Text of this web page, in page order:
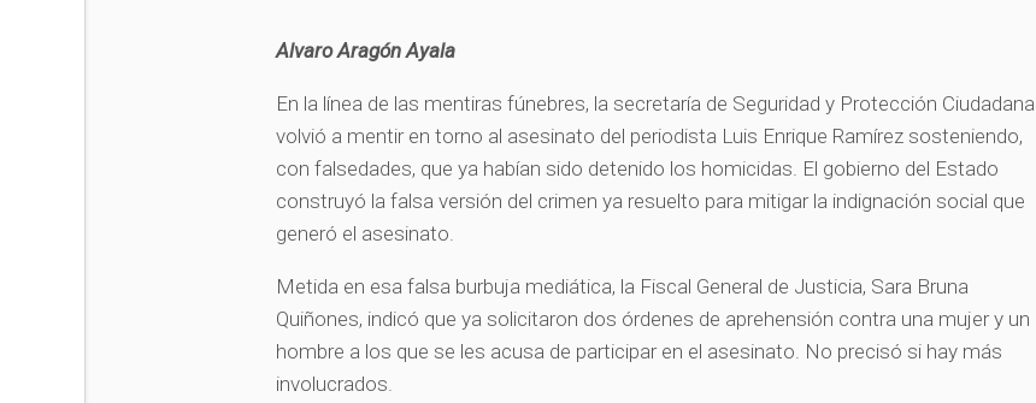
Alvaro Aragón Ayala
En la línea de las mentiras fúnebres, la secretaría de Seguridad y Protección Ciudadana
volvió a mentir en torno al asesinato del periodista Luis Enrique Ramírez sosteniendo,
con falsedades, que ya habían sido detenido los homicidas. El gobierno del Estado
construyó la falsa versión del crimen ya resuelto para mitigar la indignación social que
generó el asesinato.
Metida en esa falsa burbuja mediática, la Fiscal General de Justicia, Sara Bruna
Quiñones, indicó que ya solicitaron dos órdenes de aprehensión contra una mujer y un
hombre a los que se les acusa de participar en el asesinato. No precisó si hay más
involucrados.